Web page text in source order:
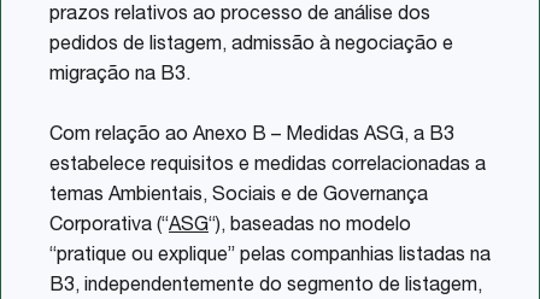
prazos relativos ao processo de análise dos
pedidos de listagem, admissão à negociação e
migração na B3.
Com relação ao Anexo B – Medidas ASG, a B3
estabelece requisitos e medidas correlacionadas a
temas Ambientais, Sociais e de Governança
Corporativa (“ASG“), baseadas no modelo
“pratique ou explique” pelas companhias listadas na
B3, independentemente do segmento de listagem,